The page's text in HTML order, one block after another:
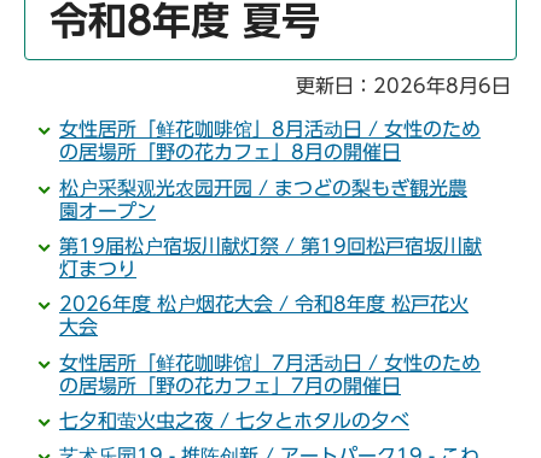
令和8年度 夏号
更新日：2026年8月6日
女性居所「鲜花咖啡馆」8月活动日 / 女性のため
の居場所「野の花カフェ」8月の開催日
松户采梨观光农园开园 / まつどの梨もぎ観光農
園オープン
第19届松户宿坂川献灯祭 / 第19回松戸宿坂川献
灯まつり
2026年度 松户烟花大会 / 令和8年度 松戸花火
大会
女性居所「鲜花咖啡馆」7月活动日 / 女性のため
の居場所「野の花カフェ」7月の開催日
七夕和萤火虫之夜 / 七夕とホタルの夕べ